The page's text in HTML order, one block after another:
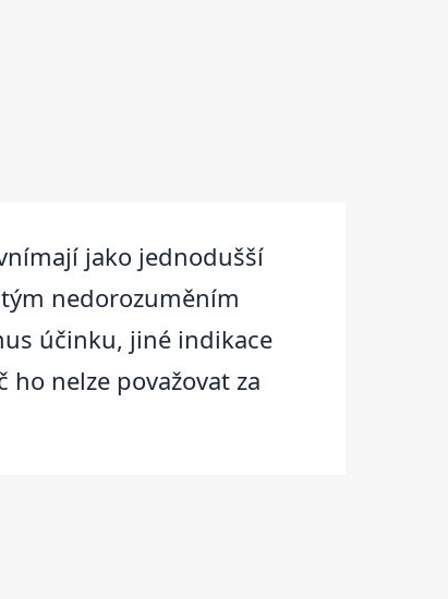
jako jednodušší
nedorozuměním
účinku, jiné indikace
nelze považovat za